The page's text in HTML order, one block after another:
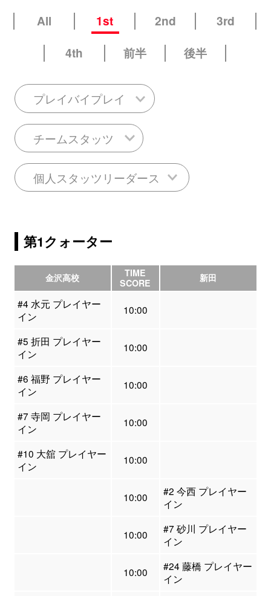
All 1st 2nd
3rd
4th
前半 後半
プレイバイプレイ
チームスタッツ
個人スタッツリーダース
第1クォーター
金沢高校
TIME
SCORE
新田
#4 水元 プレイヤー
イン
10:00
#5 折田 プレイヤー
イン
10:00
#6 福野 プレイヤー
イン
10:00
#7 寺岡 プレイヤー
イン
10:00
#10 大舘 プレイヤー
イン
10:00
10:00
#2 今西 プレイヤー
イン
10:00
#7 砂川 プレイヤー
イン
10:00
#24 藤橋 プレイヤー
イン